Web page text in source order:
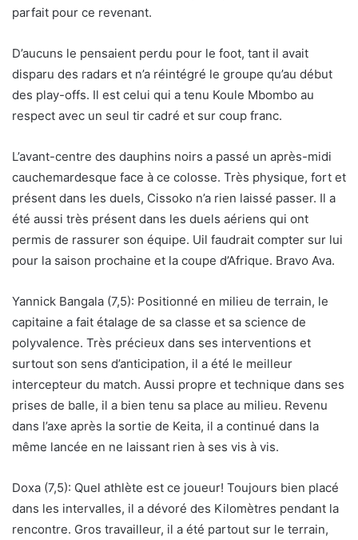
parfait pour ce revenant.
D’aucuns le pensaient perdu pour le foot, tant il avait
disparu des radars et n’a réintégré le groupe qu’au début
des play-offs. Il est celui qui a tenu Koule Mbombo au
respect avec un seul tir cadré et sur coup franc.
L’avant-centre des dauphins noirs a passé un après-midi
cauchemardesque face à ce colosse. Très physique, fort et
présent dans les duels, Cissoko n’a rien laissé passer. Il a
été aussi très présent dans les duels aériens qui ont
permis de rassurer son équipe. Uil faudrait compter sur lui
pour la saison prochaine et la coupe d’Afrique. Bravo Ava.
Yannick Bangala (7,5): Positionné en milieu de terrain, le
capitaine a fait étalage de sa classe et sa science de
polyvalence. Très précieux dans ses interventions et
surtout son sens d’anticipation, il a été le meilleur
intercepteur du match. Aussi propre et technique dans ses
prises de balle, il a bien tenu sa place au milieu. Revenu
dans l’axe après la sortie de Keita, il a continué dans la
même lancée en ne laissant rien à ses vis à vis.
Doxa (7,5): Quel athlète est ce joueur! Toujours bien placé
dans les intervalles, il a dévoré des Kilomètres pendant la
rencontre. Gros travailleur, il a été partout sur le terrain,